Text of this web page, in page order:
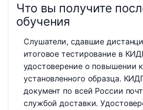
Что вы получите
обучения
Слушатели, сдавшие
итоговое тестирование в
удостоверение о повышении
установленного образца.
документ по всей России
службой доставки.